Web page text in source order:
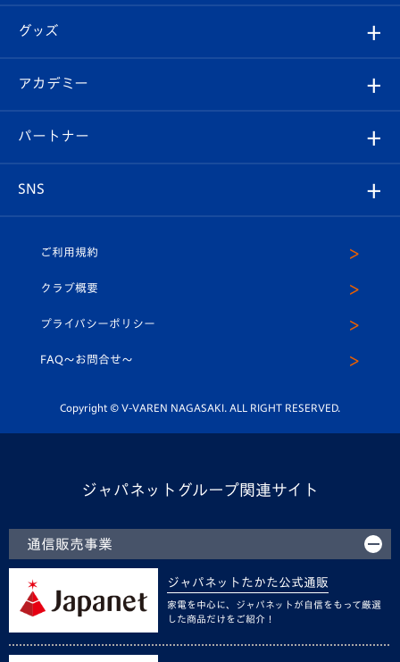
チケット
イベント
メディア
ホームタウン
スタッフプロフィール
マスコット紹介
平和祈念活動
ホームタウン活動
はじめての観戦ガイド
Revive Team
ヴィヴィくんの長崎おもてなしガイド
フォトギャラリー
スタジアムグルメ
チケット
V-LOVERS（ファンクラブ）
プレイヤーズスイート
グッズ
オンラインショップ
店舗情報
アカデミー
育成からのお知らせ
U-18
スクール
パートナー
SNS
ヴィヴィくんインスタグラム
公式LINE＠
ご利用規約
クラブ概要
プライバシーポリシー
FAQ〜お問合せ〜
Copyright © V-VAREN NAGASAKI. ALL RIGHT RESERVED.
ジャパネットグループ関連サイト
通信販売事業
ジャパネットたかた公式通販
家電を中心に、ジャパネットが自信をもって厳選
した商品だけをご紹介！